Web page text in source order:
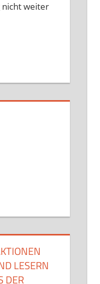
nicht weiter
LESERN
DER